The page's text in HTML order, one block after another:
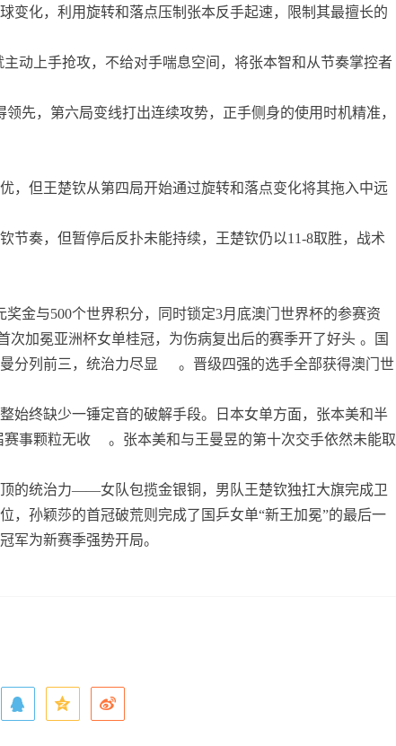
变化，利用旋转和落点压制张本反手起速，限制其最擅长的
主动上手抢攻，不给对手喘息空间，将张本智和从节奏掌控者
先，第六局变线打出连续攻势，正手侧身的使用时机精准，
，但王楚钦从第四局开始通过旋转和落点变化将其拖入中远
节奏，但暂停后反扑未能持续，王楚钦仍以11-8取胜，战术
奖金与500个世界积分，同时锁定3月底澳门世界杯的参赛资
次加冕亚洲杯女单桂冠，为伤病复出后的赛季开了好头 。国
分列前三，统治力尽显
。晋级四强的选手全部获得澳门世
始终缺少一锤定音的破解手段。日本女单方面，张本美和半
赛事颗粒无收
。张本美和与王曼昱的第十次交手依然未能取
的统治力——女队包揽金银铜，男队王楚钦独扛大旗完成卫
，孙颖莎的首冠破荒则完成了国乒女单“新王加冕”的最后一
军为新赛季强势开局。